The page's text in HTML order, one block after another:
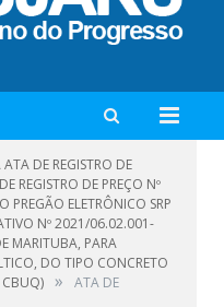
DE REGISTRO DE
REGISTRO DE PREÇO Nº
PREGÃO ELETRÔNICO SRP
Nº 2021/06.02.001-
MARITUBA, PARA
DO TIPO CONCRETO
»
ATA DE